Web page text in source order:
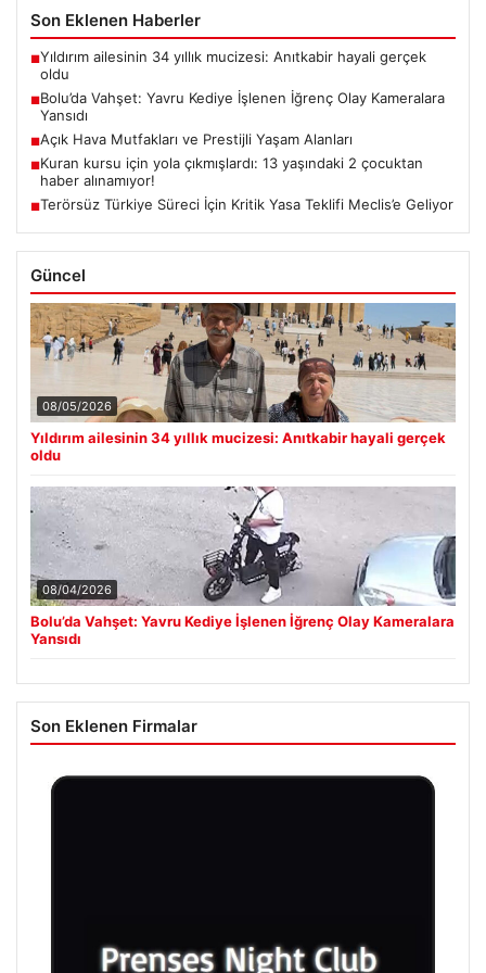
Son Eklenen Haberler
■Yıldırım ailesinin 34 yıllık mucizesi: Anıtkabir hayali gerçek
oldu
■Bolu’da Vahşet: Yavru Kediye İşlenen İğrenç Olay Kameralara
Yansıdı
■Açık Hava Mutfakları ve Prestijli Yaşam Alanları
■Kuran kursu için yola çıkmışlardı: 13 yaşındaki 2 çocuktan
haber alınamıyor!
■Terörsüz Türkiye Süreci İçin Kritik Yasa Teklifi Meclis’e Geliyor
Güncel
08/05/2026
Yıldırım ailesinin 34 yıllık mucizesi: Anıtkabir hayali gerçek
oldu
08/04/2026
Bolu’da Vahşet: Yavru Kediye İşlenen İğrenç Olay Kameralara
Yansıdı
Son Eklenen Firmalar